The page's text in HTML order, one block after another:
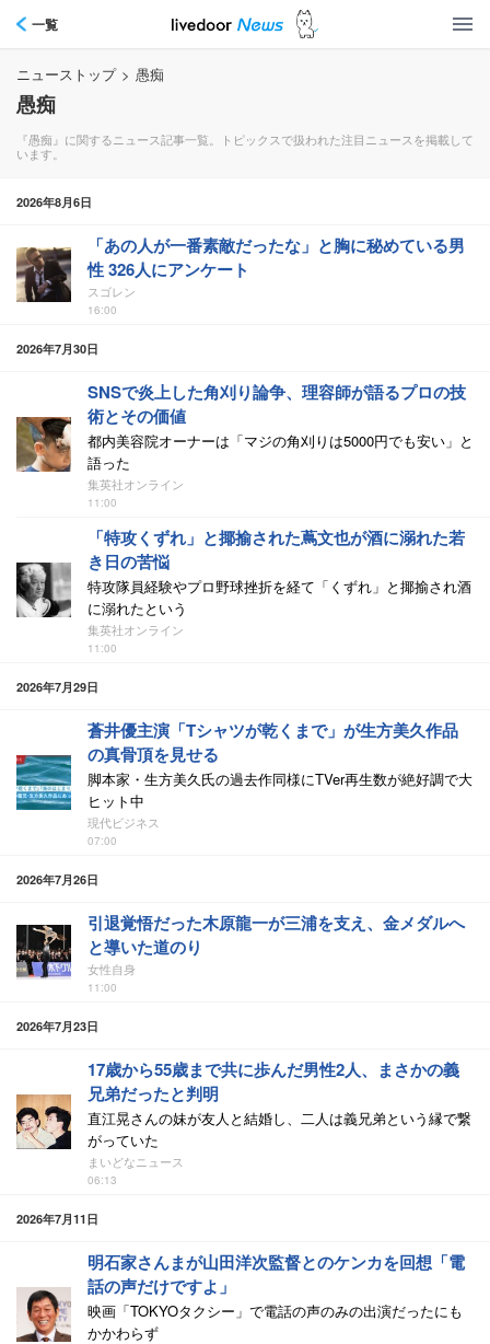
一覧
ニューストップ > 愚痴
愚痴
『愚痴』に関するニュース記事一覧。トピックスで扱われた注目ニュースを掲載して
います。
2026年8月6日
「あの人が一番素敵だったな」と胸に秘めている男
性 326人にアンケート
スゴレン
16:00
2026年7月30日
SNSで炎上した角刈り論争、理容師が語るプロの技
術とその価値
都内美容院オーナーは「マジの角刈りは5000円でも安い」と
語った
集英社オンライン
11:00
「特攻くずれ」と揶揄された蔦文也が酒に溺れた若
き日の苦悩
特攻隊員経験やプロ野球挫折を経て「くずれ」と揶揄され酒
に溺れたという
集英社オンライン
11:00
2026年7月29日
蒼井優主演「Tシャツが乾くまで」が生方美久作品
の真骨頂を見せる
脚本家・生方美久氏の過去作同様にTVer再生数が絶好調で大
ヒット中
現代ビジネス
07:00
2026年7月26日
引退覚悟だった木原龍一が三浦を支え、金メダルへ
と導いた道のり
女性自身
11:00
2026年7月23日
17歳から55歳まで共に歩んだ男性2人、まさかの義
兄弟だったと判明
直江晃さんの妹が友人と結婚し、二人は義兄弟という縁で繋
がっていた
まいどなニュース
06:13
2026年7月11日
明石家さんまが山田洋次監督とのケンカを回想「電
話の声だけですよ」
映画「TOKYOタクシー」で電話の声のみの出演だったにも
かかわらず